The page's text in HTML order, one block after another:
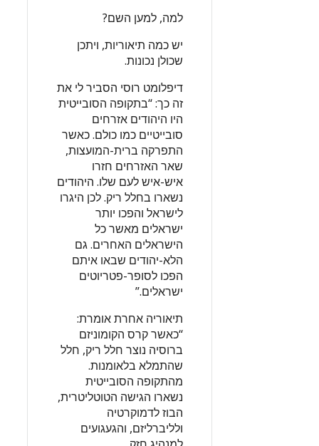
למה, למען השם?
יש כמה תיאוריות, ויתכן
שכולן נכונות.
דיפלומט רוסי הסביר לי את
זה כך: “בתקופה הסובייטית
היו היהודים אזרחים
סובייטיים כמו כולם. כאשר
התפרקה ברית-המועצות,
שאר האזרחים חזרו
איש-איש לעם שלו. היהודים
נשארו בחלל ריק. לכן היגרו
לישראל והפכו יותר
ישראלים מאשר כל
הישראלים האחרים. גם
הלא-יהודים שבאו איתם
הפכו לסופר-פטריוטים
ישראלים.”
תיאוריה אחרת אומרת:
“כאשר קרס הקומוניזם
ברוסיה נוצר חלל ריק, חלל
שהתמלא בלאומנות.
מהתקופה הסובייטית
נשארו הגישה הטוטליטרית,
הבוז לדמוקרטיה
ולליברליזם, והגעגועים